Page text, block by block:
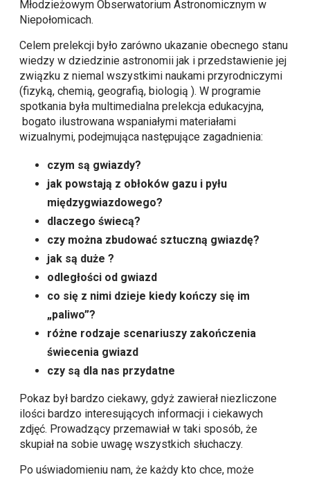
Młodzieżowym Obserwatorium Astronomicznym w
Niepołomicach.
Celem prelekcji było zarówno ukazanie obecnego stanu
wiedzy w dziedzinie astronomii jak i przedstawienie jej
związku z niemal wszystkimi naukami przyrodniczymi
(fizyką, chemią, geografią, biologią ). W programie
spotkania była multimedialna prelekcja edukacyjna,
bogato ilustrowana wspaniałymi materiałami
wizualnymi, podejmująca następujące zagadnienia:
czym są gwiazdy?
jak powstają z obłoków gazu i pyłu
międzygwiazdowego?
dlaczego świecą?
czy można zbudować sztuczną gwiazdę?
jak są duże ?
odległości od gwiazd
co się z nimi dzieje kiedy kończy się im
„paliwo”?
różne rodzaje scenariuszy zakończenia
świecenia gwiazd
czy są dla nas przydatne
Pokaz był bardzo ciekawy, gdyż zawierał niezliczone
ilości bardzo interesujących informacji i ciekawych
zdjęć. Prowadzący przemawiał w taki sposób, że
skupiał na sobie uwagę wszystkich słuchaczy.
Po uświadomieniu nam, że każdy kto chce, może